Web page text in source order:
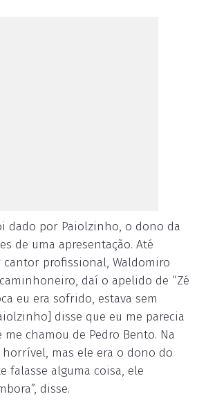
dado por Paiolzinho, o dono da
de uma apresentação. Até
profissional, Waldomiro
daí o apelido de “Zé
eu era sofrido, estava sem
disse que eu me parecia
chamou de Pedro Bento. Na
mas ele era o dono do
falasse alguma coisa, ele
disse.